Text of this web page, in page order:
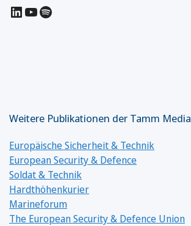
LinkedIn
YouTube
Spotify
Weitere Publikationen der Tamm Media
Europäische Sicherheit & Technik
European Security & Defence
Soldat & Technik
Hardthöhenkurier
Marineforum
The European Security & Defence Union